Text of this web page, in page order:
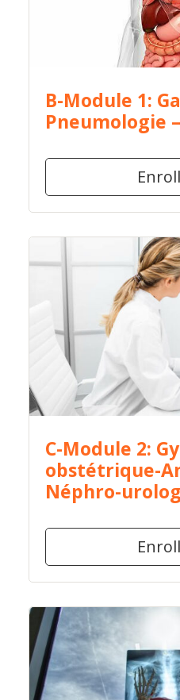
B-Module 1:
Pneumologie
C-Module 2:
obstétrique-
Néphro-